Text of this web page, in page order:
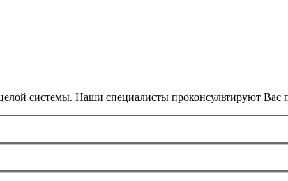
системы. Наши специалисты проконсультируют Вас